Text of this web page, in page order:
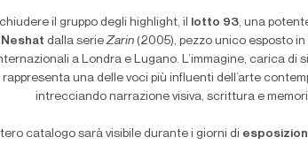
il gruppo degli highlight, il lotto 93, una
Neshat dalla serieZarin(2005), pezzo unico esposto
a Londra e Lugano. L’immagine, carica di
rappresenta una delle voci più influenti dell’arte
intrecciando narrazione visiva, scrittura e
catalogo sarà visibile durante i giorni di